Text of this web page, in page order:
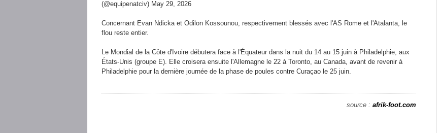
(@equipenatciv) May 29, 2026
Concernant Evan Ndicka et Odilon Kossounou, respectivement blessés avec l'AS Rome et l'Atalanta, le
flou reste entier.
Le Mondial de la Côte d'Ivoire débutera face à l'Équateur dans la nuit du 14 au 15 juin à Philadelphie, aux
États-Unis (groupe E). Elle croisera ensuite l'Allemagne le 22 à Toronto, au Canada, avant de revenir à
Philadelphie pour la dernière journée de la phase de poules contre Curaçao le 25 juin.
source : afrik-foot.com